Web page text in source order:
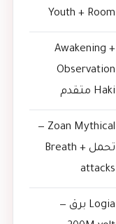
Youth + Room
Awakening +
Observation
Haki متقدم
Zoan Mythical —
تحمل + Breath
attacks
Logia برق —